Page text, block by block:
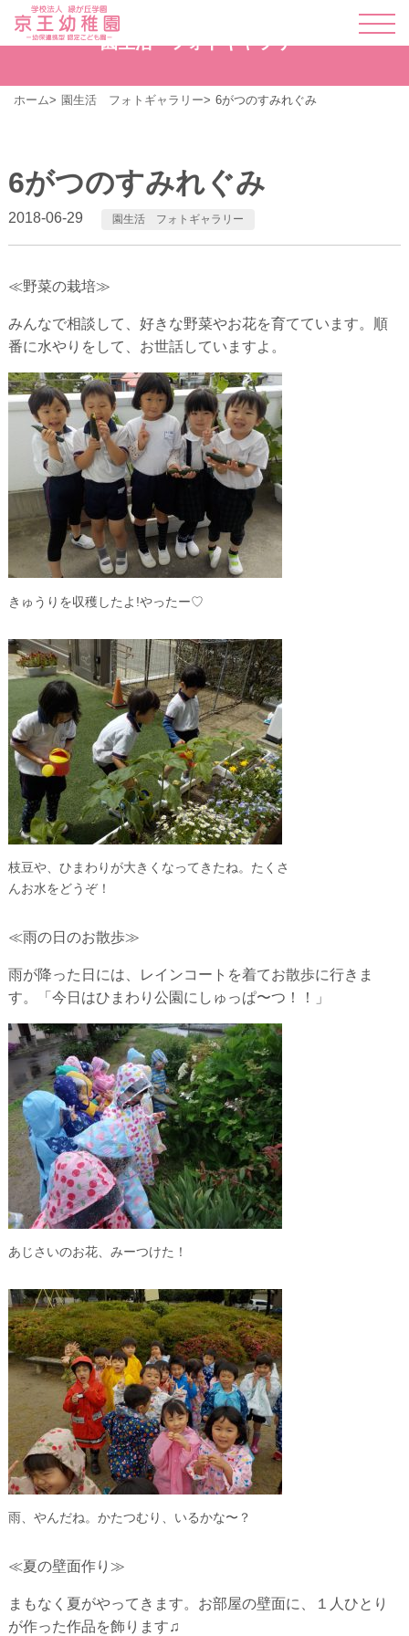
園生活 フォトギャラリー
ホーム 園生活 フォトギャラリー 6がつのすみれぐみ
6がつのすみれぐみ
2018-06-29 園生活 フォトギャラリー
≪野菜の栽培≫
みんなで相談して、好きな野菜やお花を育てています。順
番に水やりをして、お世話していますよ。
きゅうりを収穫したよ!やったー♡
枝豆や、ひまわりが大きくなってきたね。たくさ
んお水をどうぞ！
≪雨の日のお散歩≫
雨が降った日には、レインコートを着てお散歩に行きま
す。「今日はひまわり公園にしゅっぱ〜つ！！」
あじさいのお花、みーつけた！
雨、やんだね。かたつむり、いるかな〜？
≪夏の壁面作り≫
まもなく夏がやってきます。お部屋の壁面に、１人ひとり
が作った作品を飾ります♫